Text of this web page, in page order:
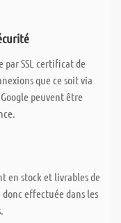
par SSL certificat de
que ce soit via
peuvent être
en stock et livrables de
effectuée dans les